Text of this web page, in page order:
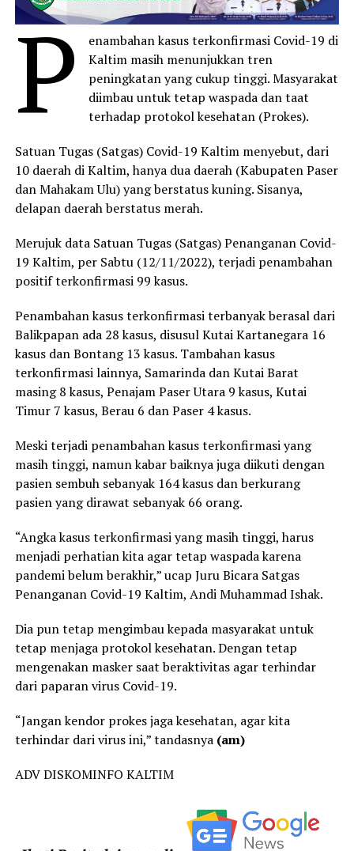
P
enambahan kasus terkonfirmasi Covid-19 di
Kaltim masih menunjukkan tren
peningkatan yang cukup tinggi. Masyarakat
diimbau untuk tetap waspada dan taat
terhadap protokol kesehatan (Prokes).
Satuan Tugas (Satgas) Covid-19 Kaltim menyebut, dari
10 daerah di Kaltim, hanya dua daerah (Kabupaten Paser
dan Mahakam Ulu) yang berstatus kuning. Sisanya,
delapan daerah berstatus merah.
Merujuk data Satuan Tugas (Satgas) Penanganan Covid-
19 Kaltim, per Sabtu (12/11/2022), terjadi penambahan
positif terkonfirmasi 99 kasus.
Penambahan kasus terkonfirmasi terbanyak berasal dari
Balikpapan ada 28 kasus, disusul Kutai Kartanegara 16
kasus dan Bontang 13 kasus. Tambahan kasus
terkonfirmasi lainnya, Samarinda dan Kutai Barat
masing 8 kasus, Penajam Paser Utara 9 kasus, Kutai
Timur 7 kasus, Berau 6 dan Paser 4 kasus.
Meski terjadi penambahan kasus terkonfirmasi yang
masih tinggi, namun kabar baiknya juga diikuti dengan
pasien sembuh sebanyak 164 kasus dan berkurang
pasien yang dirawat sebanyak 66 orang.
“Angka kasus terkonfirmasi yang masih tinggi, harus
menjadi perhatian kita agar tetap waspada karena
pandemi belum berakhir,” ucap Juru Bicara Satgas
Penanganan Covid-19 Kaltim, Andi Muhammad Ishak.
Dia pun tetap mengimbau kepada masyarakat untuk
tetap menjaga protokol kesehatan. Dengan tetap
mengenakan masker saat beraktivitas agar terhindar
dari paparan virus Covid-19.
“Jangan kendor prokes jaga kesehatan, agar kita
terhindar dari virus ini,” tandasnya (am)
ADV DISKOMINFO KALTIM